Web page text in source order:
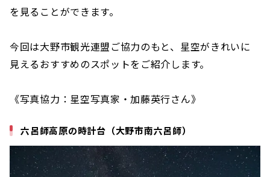
を見ることができます。
今回は大野市観光連盟ご協力のもと、星空がきれいに
見えるおすすめのスポットをご紹介します。
《写真協力：星空写真家・加藤英行さん》
六呂師高原の時計台（大野市南六呂師）